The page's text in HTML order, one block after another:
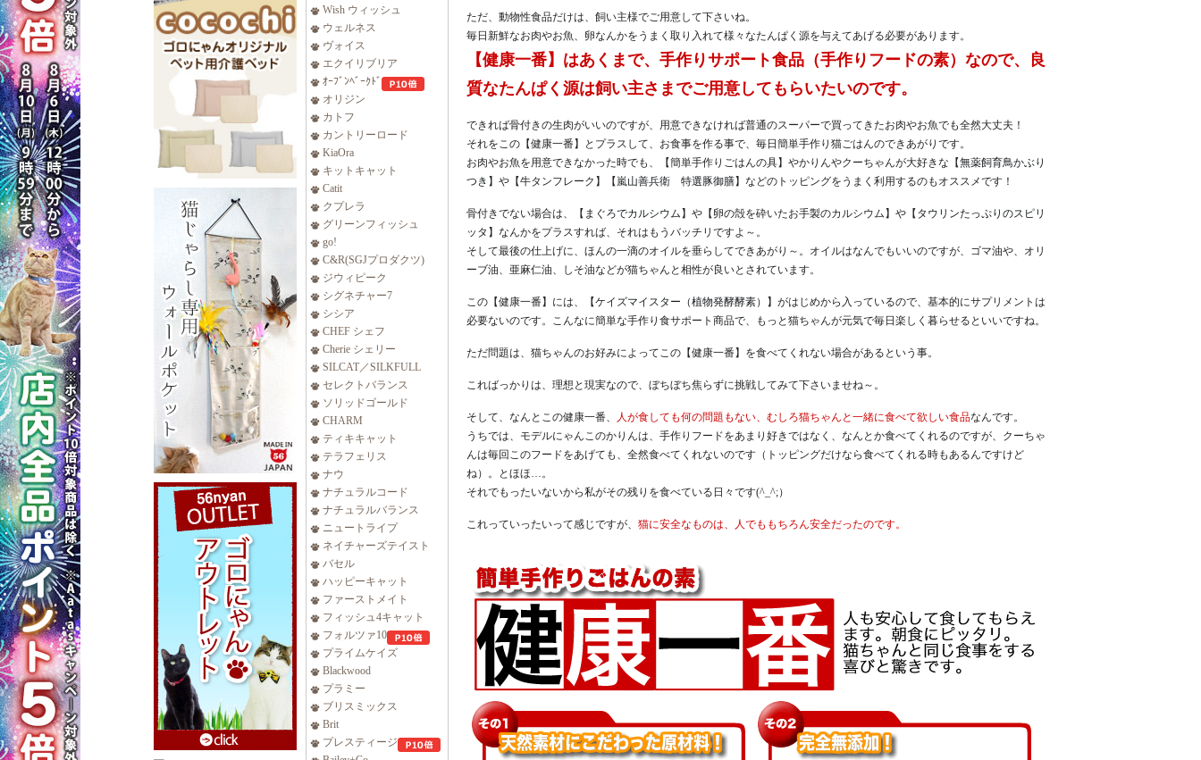
Wish ウィッシュ
ウェルネス
ヴォイス
エクイリブリア
ｵｰﾌﾞﾝﾍﾞｰｸﾄﾞ
オリジン
カトフ
カントリーロード
KiaOra
キットキャット
Catit
クプレラ
グリーンフィッシュ
go!
C&R(SGJプロダクツ)
ジウィピーク
シグネチャー7
シシア
CHEF シェフ
Cherie シェリー
SILCAT／SILKFULL
セレクトバランス
ソリッドゴールド
CHARM
ティキキャット
テラフェリス
ナウ
ナチュラルコード
ナチュラルバランス
ニュートライプ
ネイチャーズテイスト
バセル
ハッピーキャット
ファーストメイト
フィッシュ4キャット
フォルツァ10
プライムケイズ
Blackwood
プラミー
ブリスミックス
Brit
プレスティージ
ただ、動物性食品だけは、飼い主様でご用意して下さいね。
毎日新鮮なお肉やお魚、卵なんかをうまく取り入れて様々なたんぱく源を与えてあげる必要があります。
【健康一番】はあくまで、手作りサポート食品（手作りフードの素）なので、良
質なたんぱく源は飼い主さまでご用意してもらいたいのです。
できれば骨付きの生肉がいいのですが、用意できなければ普通のスーパーで買ってきたお肉やお魚でも全然大丈夫！
それをこの【健康一番】とプラスして、お食事を作る事で、毎日簡単手作り猫ごはんのできあがりです。
お肉やお魚を用意できなかった時でも、【簡単手作りごはんの具】やかりんやクーちゃんが大好きな【無薬飼育鳥かぶり
つき 】や【牛タンフレーク】【 嵐山善兵衛 特選豚御膳】などのトッピングをうまく利用するのもオススメです！
骨付きでない場合は、【 まぐろでカルシウム 】や【卵の殻を砕いたお手製のカルシウム】や【 タウリンたっぷりのスピリ
ッタ 】なんかをプラスすれば、それはもうバッチリですよ～。
そして最後の仕上げに、ほんの一滴のオイルを垂らしてできあがり～。オイルはなんでもいいのですが、ゴマ油や、オリ
ーブ油、亜麻仁油、しそ油などが猫ちゃんと相性が良いとされています。
この【健康一番】には、【ケイズマイスター（植物発酵酵素）
】がはじめから入っているので、基本的にサプリメントは
必要ないのです。こんなに簡単な手作り食サポート商品で、もっと猫ちゃんが元気で毎日楽しく暮らせるといいですね。
ただ問題は、猫ちゃんのお好みによってこの【健康一番】を食べてくれない場合があるという事。
こればっかりは、理想と現実なので、ぼちぼち焦らずに挑戦してみて下さいませね～。
そして、なんとこの健康一番、 人が食しても何の問題もない、むしろ猫ちゃんと一緒に食べて欲しい食品なんです。
うちでは、モデルにゃんこのかりんは、手作りフードをあまり好きではなく、なんとか食べてくれるのですが、クーちゃ
んは毎回このフードをあげても、全然食べてくれないのです（トッピングだけなら食べてくれる時もあるんですけど
ね）。とほほ…。
それでもったいないから私がその残りを食べている日々です(^_^;）
これっていったいって感じですが、 猫に安全なものは、人でももちろん安全だったのです。